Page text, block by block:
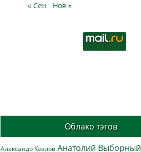
« Сен Ноя »
Облако тэгов
Александр Козлов Анатолий Выборный